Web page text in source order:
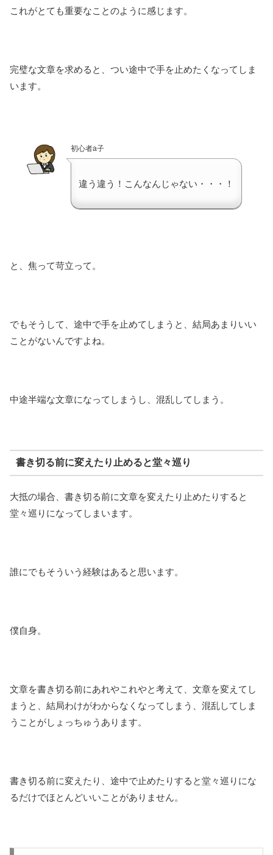
これがとても重要なことのように感じます。
完璧な文章を求めると、つい途中で手を止めたくなってしま
います。
初心者a子
違う違う！こんなんじゃない・・・！
と、焦って苛立って。
でもそうして、途中で手を止めてしまうと、結局あまりいい
ことがないんですよね。
中途半端な文章になってしまうし、混乱してしまう。
書き切る前に変えたり止めると堂々巡り
大抵の場合、書き切る前に文章を変えたり止めたりすると
堂々巡りになってしまいます。
誰にでもそういう経験はあると思います。
僕自身。
文章を書き切る前にあれやこれやと考えて、文章を変えてし
まうと、結局わけがわからなくなってしまう、混乱してしま
うことがしょっちゅうあります。
書き切る前に変えたり、途中で止めたりすると堂々巡りにな
るだけでほとんどいいことがありません。